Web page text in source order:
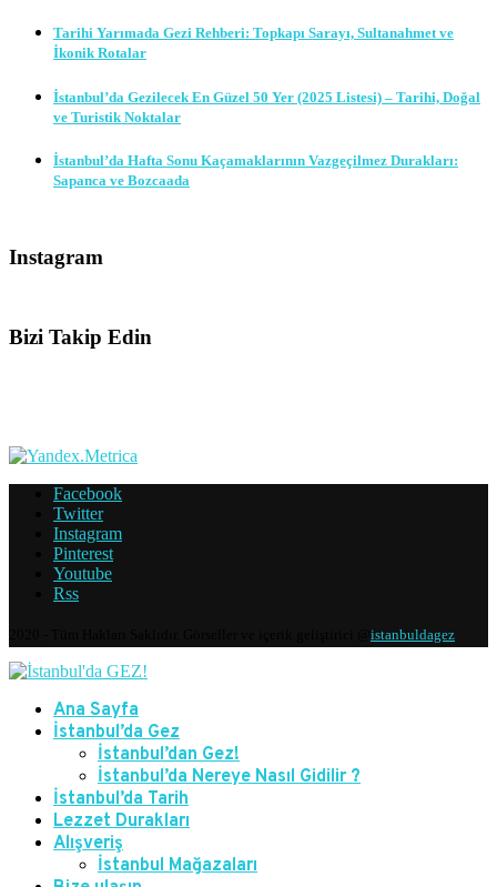
Tarihi Yarımada Gezi Rehberi: Topkapı Sarayı, Sultanahmet ve
İkonik Rotalar
İstanbul’da Gezilecek En Güzel 50 Yer (2025 Listesi) – Tarihi, Doğal
ve Turistik Noktalar
İstanbul’da Hafta Sonu Kaçamaklarının Vazgeçilmez Durakları:
Sapanca ve Bozcaada
Instagram
Bizi Takip Edin
Facebook
Twitter
Instagram
Pinterest
Youtube
Rss
istanbuldagez
Ana Sayfa
İstanbul’da Gez
İstanbul’dan Gez!
İstanbul’da Nereye Nasıl Gidilir ?
İstanbul’da Tarih
Lezzet Durakları
Alışveriş
İstanbul Mağazaları